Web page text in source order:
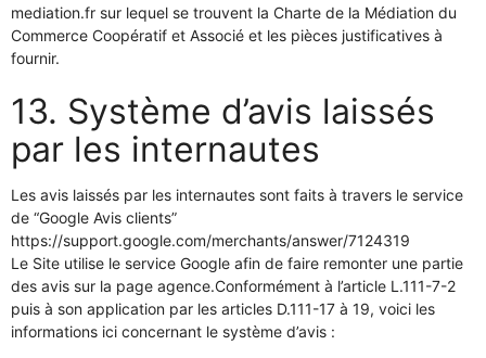
mediation.fr sur lequel se trouvent la Charte de la Médiation du
Commerce Coopératif et Associé et les pièces justificatives à
fournir.
13. Système d’avis laissés
par les internautes
Les avis laissés par les internautes sont faits à travers le service
de “Google Avis clients”
https://support.google.com/merchants/answer/7124319
Le Site utilise le service Google afin de faire remonter une partie
des avis sur la page agence.Conformément à l’article L.111-7-2
puis à son application par les articles D.111-17 à 19, voici les
informations ici concernant le système d’avis :